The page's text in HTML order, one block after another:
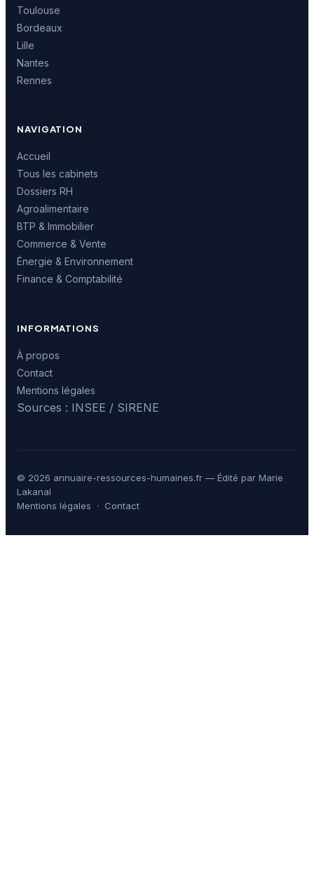
Toulouse
Bordeaux
Lille
Nantes
Rennes
NAVIGATION
Accueil
Tous les cabinets
Dossiers RH
Agroalimentaire
BTP & Immobilier
Commerce & Vente
Énergie & Environnement
Finance & Comptabilité
INFORMATIONS
À propos
Contact
Mentions légales
Sources : INSEE / SIRENE
© 2026 annuaire-ressources-humaines.fr — Édité par Marie
Lakanal
Mentions légales · Contact